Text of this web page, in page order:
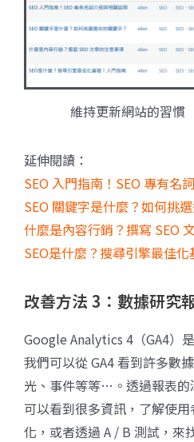
維持更新網站的習慣
延伸閱讀：
SEO 入門指南！SEO 專有名
SEO 關鍵字是什麼？如何挑
什麼是內容行銷？撰寫 SEO
SEO是什麼？搜尋引擎最佳
改善方法 3：數據研究
Google Analytics 4（GA4）
我們可以從 GA4 看到許多數
光、事件等等…。透過報表的
可以看到很多資訊，了解使
化，或者透過 A / B 測試，來